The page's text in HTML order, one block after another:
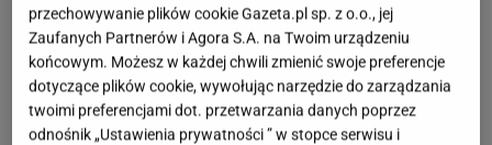
przechowywanie plików cookie Gazeta.pl sp. z o.o., jej
Zaufanych Partnerów i Agora S.A. na Twoim urządzeniu
końcowym. Możesz w każdej chwili zmienić swoje preferencje
dotyczące plików cookie, wywołując narzędzie do zarządzania
twoimi preferencjami dot. przetwarzania danych poprzez
odnośnik „Ustawienia prywatności ” w stopce serwisu i